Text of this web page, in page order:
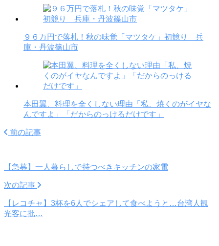
９６万円で落札！秋の味覚「マツタケ」初競り 兵
庫・丹波篠山市
本田翼、料理を全くしない理由「私、焼くのがイヤな
んですよ」「だからのっけるだけです」
前の記事
【急募】一人暮らしで持つべきキッチンの家電
次の記事
【レコチャ】3杯を6人でシェアして食べようと…台湾人観
光客に批…